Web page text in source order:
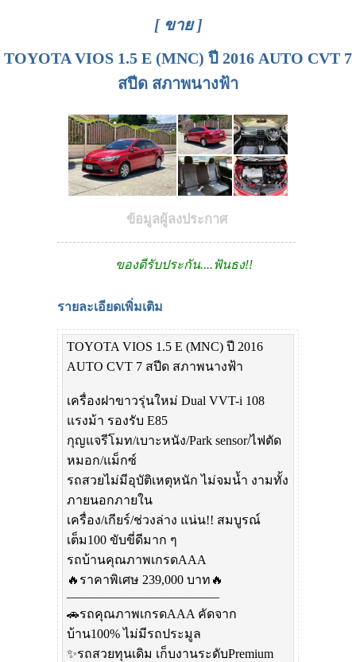
[ ขาย ]
TOYOTA VIOS 1.5 E (MNC) ปี 2016 AUTO CVT 7
สปีด สภาพนางฟ้า
ข้อมูลผู้ลงประกาศ
ของดีรับประกัน....ฟันธง!!
รายละเอียดเพิ่มเติม
TOYOTA VIOS 1.5 E (MNC) ปี 2016
AUTO CVT 7 สปีด สภาพนางฟ้า
เครื่องฝาขาวรุ่นใหม่ Dual VVT-i 108
แรงม้า รองรับ E85
กุญแจรีโมท/เบาะหนัง/Park sensor/ไฟตัด
หมอก/แม็กซ์
รถสวยไม่มีอุบัติเหตุหนัก ไม่จมน้ำ งามทั้ง
ภายนอกภายใน
เครื่อง/เกียร์/ช่วงล่าง แน่น!! สมบูรณ์
เต็ม100 ขับขี่ดีมาก ๆ
รถบ้านคุณภาพเกรดAAA
🔥ราคาพิเศษ 239,000 บาท🔥
————————————
🚗รถคุณภาพเกรดAAA คัดจาก
บ้าน100% ไม่มีรถประมูล
✨รถสวยทุนเดิม เก็บงานระดับPremium